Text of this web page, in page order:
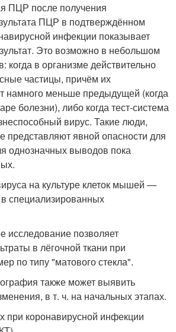
ПЦР после получения
ПЦР в подтверждённом
инфекции показывает
Это возможно в небольшом
когда в организме действительно
частицы, причём их
намного меньше предыдущей (когда
болезни), либо когда тест-система
вирус. Такие люди,
представляют явной опасности для
однозначных выводов пока
на культуре клеток мышей —
специализированных
исследование позволяет
в лёгочной ткани при
по типу "матового стекла".
также может выявить
в т. ч. на начальных этапах.
при коронавирусной инфекции